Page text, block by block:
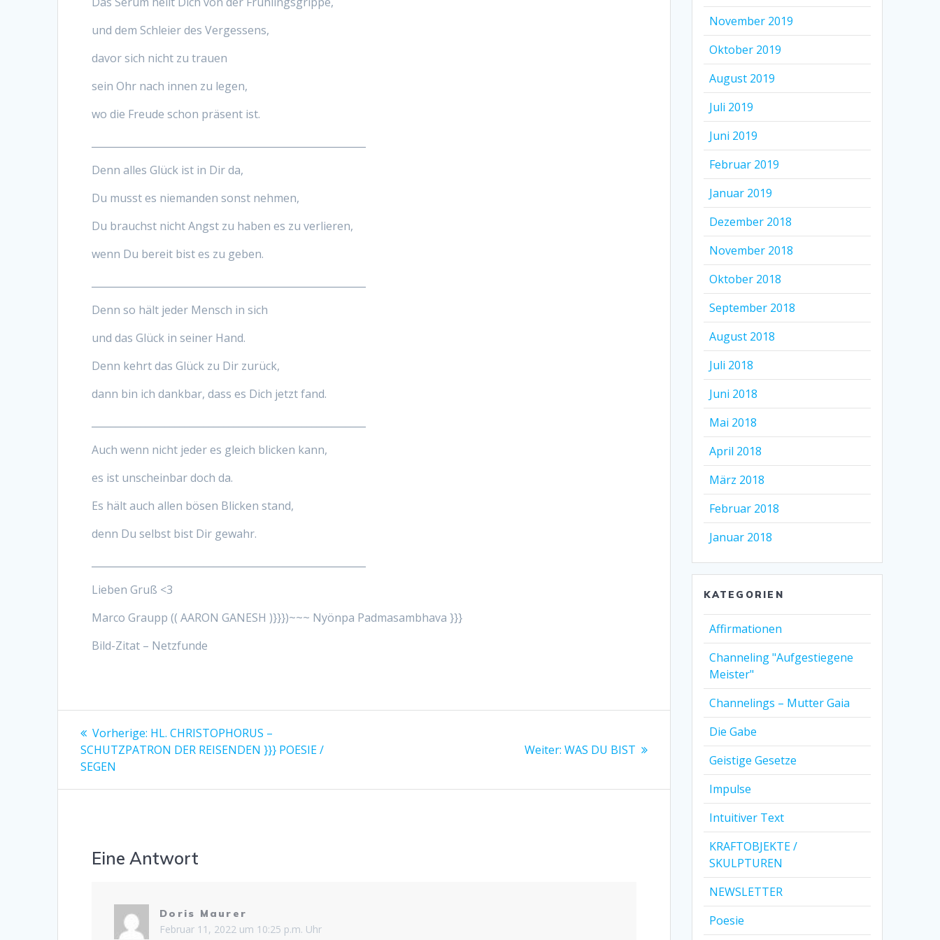
und dem Schleier des Vergessens,
davor sich nicht zu trauen
sein Ohr nach innen zu legen,
wo die Freude schon präsent ist.
Denn alles Glück ist in Dir da,
Du musst es niemanden sonst nehmen,
Du brauchst nicht Angst zu haben es zu verlieren,
wenn Du bereit bist es zu geben.
Denn so hält jeder Mensch in sich
und das Glück in seiner Hand.
Denn kehrt das Glück zu Dir zurück,
dann bin ich dankbar, dass es Dich jetzt fand.
Auch wenn nicht jeder es gleich blicken kann,
es ist unscheinbar doch da.
Es hält auch allen bösen Blicken stand,
denn Du selbst bist Dir gewahr.
Lieben Gruß <3
Marco Graupp (( AARON GANESH )}}})~~~ Nyönpa Padmasambhava }}}
Bild-Zitat – Netzfunde
Beitragsnavigation
Vorherige: Vorheriger
Beitrag:
HL. CHRISTOPHORUS –
SCHUTZPATRON DER REISENDEN }}} POESIE /
SEGEN
Weiter: Nächster
WAS DU BIST
Eine Antwort
Doris Maurer
Februar 11, 2022 um 10:25 p.m. Uhr
November 2019
Oktober 2019
August 2019
Juli 2019
Juni 2019
Februar 2019
Januar 2019
Dezember 2018
November 2018
Oktober 2018
September 2018
August 2018
Juli 2018
Juni 2018
Mai 2018
April 2018
März 2018
Februar 2018
Januar 2018
KATEGORIEN
Affirmationen
Channeling "Aufgestiegene
Meister"
Channelings – Mutter Gaia
Die Gabe
Geistige Gesetze
Impulse
Intuitiver Text
KRAFTOBJEKTE /
SKULPTUREN
NEWSLETTER
Poesie